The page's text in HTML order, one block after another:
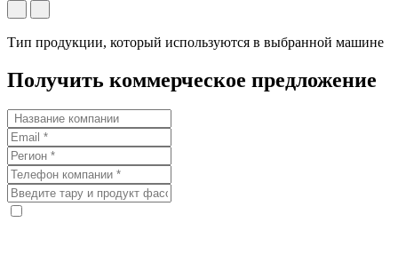
Тип продукции, который используются в выбранной машине
Получить коммерческое предложение